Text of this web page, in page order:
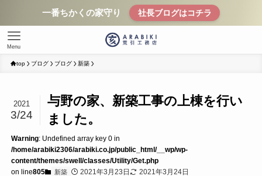
一番ちかくの家守り 社長ブログはコチラ
Menu
top ブログ ブログ 新築
与野の家、新築工事の上棟を行い
ました。
2021
3/24
Warning: Undefined array key 0 in
/home/arabiki2306/arabiki.co.jp/public_html/__wp/wp-
content/themes/swell/classes/Utility/Get.php
on line805 新築 2021年3月23日 2021年3月24日